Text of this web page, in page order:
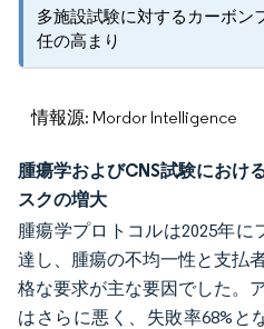
多施設試験に対するカーボン
任の高まり
情報源: Mordor Intelligence
腫瘍学およびCNS試験におけ
スクの増大
腫瘍学プロトコルは2025年に
達し、腫瘍の不均一性と支払
格な要求が主な要因でした。
はさらに悪く、失敗率68%と